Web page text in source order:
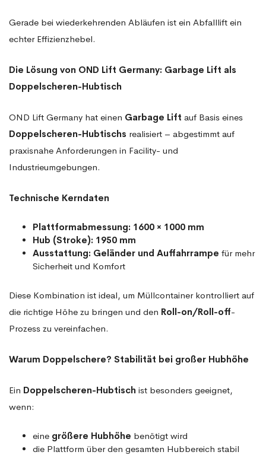
Gerade bei wiederkehrenden Abläufen ist ein Abfalllift ein
echter Effizienzhebel.
Die Lösung von OND Lift Germany: Garbage Lift als
Doppelscheren-Hubtisch
OND Lift Germany hat einen Garbage Lift auf Basis eines
Doppelscheren-Hubtischs realisiert – abgestimmt auf
praxisnahe Anforderungen in Facility- und
Industrieumgebungen.
Technische Kerndaten
Plattformabmessung: 1600 × 1000 mm
Hub (Stroke): 1950 mm
Ausstattung: Geländer und Auffahrrampe für mehr
Sicherheit und Komfort
Diese Kombination ist ideal, um Müllcontainer kontrolliert auf
die richtige Höhe zu bringen und den Roll-on/Roll-off-
Prozess zu vereinfachen.
Warum Doppelschere? Stabilität bei großer Hubhöhe
Ein Doppelscheren-Hubtisch ist besonders geeignet,
wenn:
eine größere Hubhöhe benötigt wird
die Plattform über den gesamten Hubbereich stabil